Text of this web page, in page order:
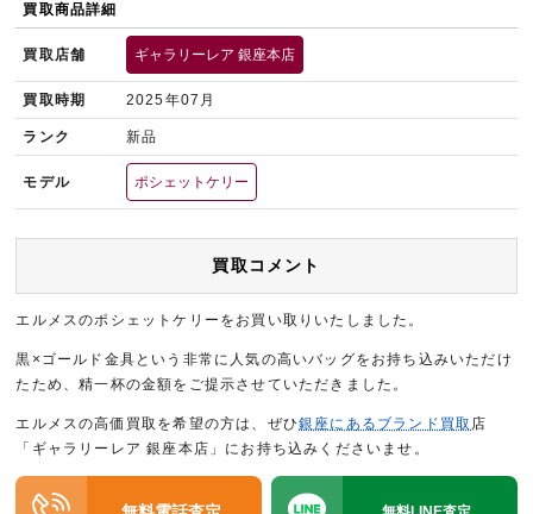
買取商品詳細
買取店舗 ギャラリーレア 銀座本店
買取時期 2025年07月
ランク 新品
モデル ポシェットケリー
買取コメント
エルメスのポシェットケリーをお買い取りいたしました。
黒×ゴールド金具という非常に人気の高いバッグをお持ち込みいただけ
たため、精一杯の金額をご提示させていただきました。
エルメスの高価買取を希望の方は、ぜひ銀座にあるブランド買取 店
「ギャラリーレア 銀座本店」にお持ち込みくださいませ。